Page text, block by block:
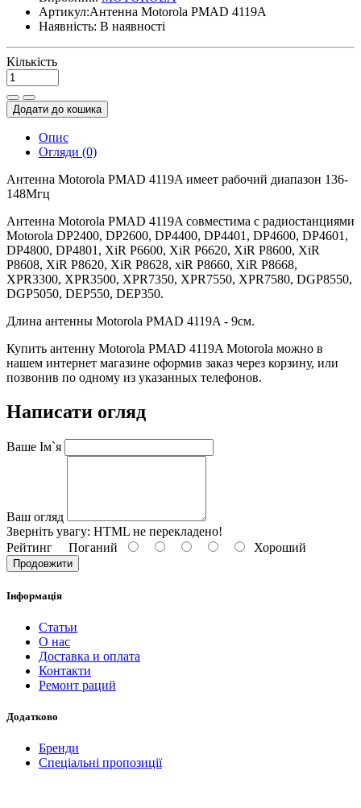
Артикул:Антенна Motorola PMAD 4119A
Наявність: В наявності
Кількість
Додати до кошика
Опис
Огляди (0)
Антенна Motorola PMAD 4119A имеет рабочий диапазон 136-
148Мгц
Антенна Motorola PMAD 4119A совместима с радиостанциями
Motorola DP2400, DP2600, DP4400, DP4401, DP4600, DP4601,
DP4800, DP4801, XiR P6600, XiR P6620, XiR P8600, XiR
P8608, XiR P8620, XiR P8628, xiR P8660, XiR P8668,
XPR3300, XPR3500, XPR7350, XPR7550, XPR7580, DGP8550,
DGP5050, DEP550, DEP350.
Длина антенны Motorola PMAD 4119A - 9см.
Купить антенну Motorola PMAD 4119A Motorola можно в
нашем интернет магазине оформив заказ через корзину, или
позвонив по одному из указанных телефонов.
Написати огляд
Ваше Ім`я
Ваш огляд
Зверніть увагу: HTML не перекладено!
Рейтинг Поганий Хороший
Продовжити
Інформація
Статьи
О нас
Доставка и оплата
Контакти
Ремонт раций
Додатково
Бренди
Спеціальні пропозиції